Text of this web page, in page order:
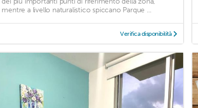
mentre a livello naturalistico spiccano Parque ...
Verifica disponibilità